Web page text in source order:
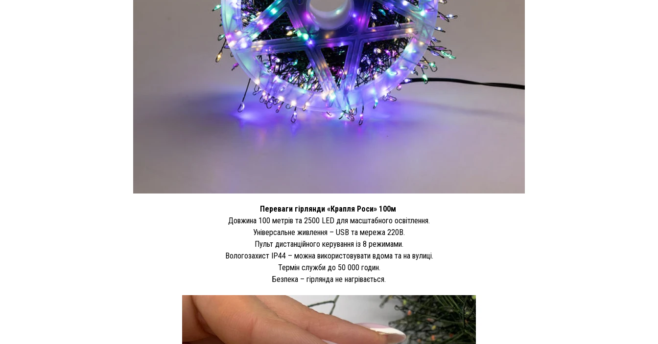
Переваги гірлянди «Крапля Роси» 100м
Довжина 100 метрів та 2500 LED для масштабного освітлення.
Універсальне живлення – USB та мережа 220В.
Пульт дистанційного керування із 8 режимами.
Вологозахист IP44 – можна використовувати вдома та на вулиці.
Термін служби до 50 000 годин.
Безпека – гірлянда не нагрівається.